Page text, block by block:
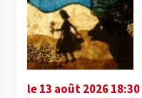
le 13 août 2026 18:30